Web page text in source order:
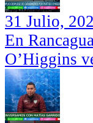
31 Julio,
En
O’Higgins